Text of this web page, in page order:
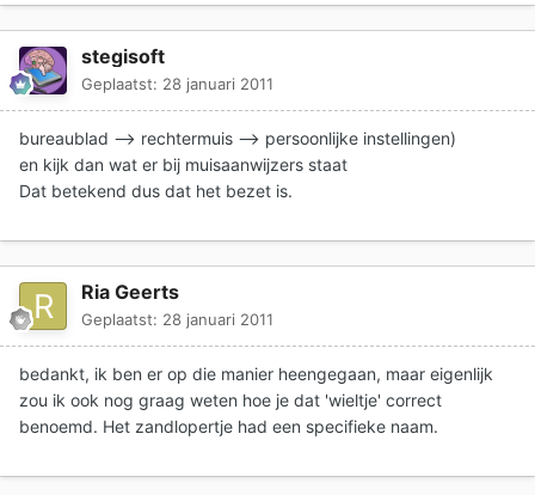
stegisoft
Geplaatst: 28 januari 2011
bureaublad --> rechtermuis --> persoonlijke instellingen)
en kijk dan wat er bij muisaanwijzers staat
Dat betekend dus dat het bezet is.
Ria Geerts
Geplaatst: 28 januari 2011
bedankt, ik ben er op die manier heengegaan, maar eigenlijk
zou ik ook nog graag weten hoe je dat 'wieltje' correct
benoemd. Het zandlopertje had een specifieke naam.